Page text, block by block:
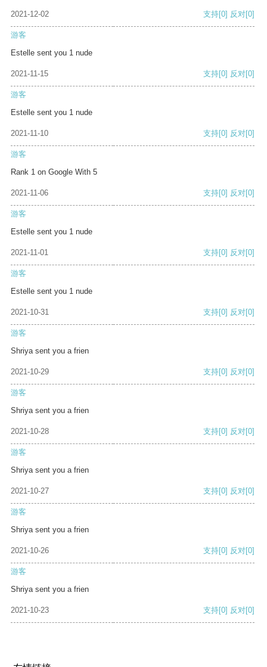
2021-12-02 支持[0] 反对[0]
游客
Estelle sent you 1 nude
2021-11-15 支持[0] 反对[0]
游客
Estelle sent you 1 nude
2021-11-10 支持[0] 反对[0]
游客
Rank 1 on Google With 5
2021-11-06 支持[0] 反对[0]
游客
Estelle sent you 1 nude
2021-11-01 支持[0] 反对[0]
游客
Estelle sent you 1 nude
2021-10-31 支持[0] 反对[0]
游客
Shriya sent you a frien
2021-10-29 支持[0] 反对[0]
游客
Shriya sent you a frien
2021-10-28 支持[0] 反对[0]
游客
Shriya sent you a frien
2021-10-27 支持[0] 反对[0]
游客
Shriya sent you a frien
2021-10-26 支持[0] 反对[0]
游客
Shriya sent you a frien
2021-10-23 支持[0] 反对[0]